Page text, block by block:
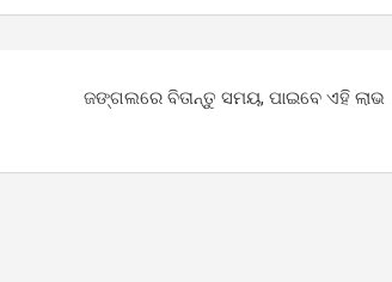
ଜଙ୍ଗଲରେ ବିତାନ୍ତୁ ସମୟ, ପାଇବେ ଏହି ଲାଭ